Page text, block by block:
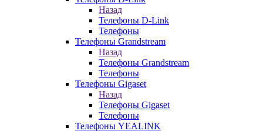
Назад
Телефоны D-Link
Телефоны
Телефоны Grandstream
Назад
Телефоны Grandstream
Телефоны
Телефоны Gigaset
Назад
Телефоны Gigaset
Телефоны
Телефоны YEALINK